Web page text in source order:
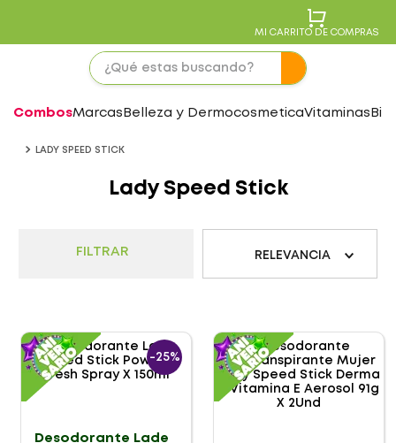
MI CARRITO DE COMPRAS
CombosMarcas Belleza y DermocosmeticaVitaminas
LADY SPEED STICK
Lady Speed Stick
FILTRAR RELEVANCIA
-25%
Desodorante Lade